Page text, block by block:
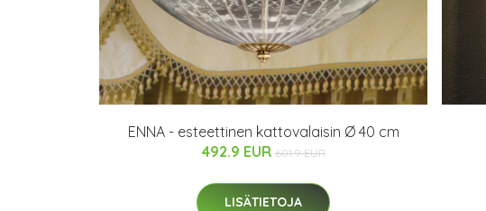
ENNA - esteettinen kattovalaisin Ø 40 cm
492.9 EUR 601.9 EUR
LISÄTIETOJA